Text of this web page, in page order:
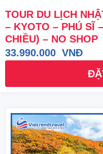
TOUR DU LỊCH
– KYOTO – PHÚ SĨ
CHIỀU) – NO SHOP
33.990.000 VNĐ